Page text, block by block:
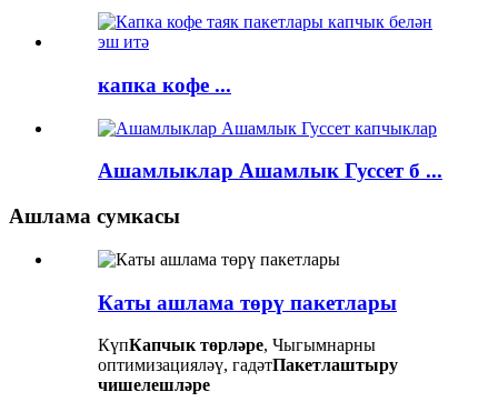
капка кофе ...
Ашамлыклар Ашамлык Гуссет б ...
Ашлама сумкасы
Каты ашлама төрү пакетлары
КүпКапчык төрләре, Чыгымнарны
оптимизацияләү, гадәтПакетлаштыру
чишелешләре